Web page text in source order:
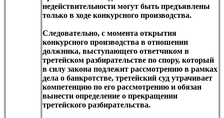
недействительности могут быть предъявлены
только в ходе конкурсного производства.
Следовательно, с момента открытия
конкурсного производства в отношении
должника, выступающего ответчиком в
третейском разбирательстве по спору, который
в силу закона подлежит рассмотрению в рамках
дела о банкротстве, третейский суд утрачивает
компетенцию по его рассмотрению и обязан
вынести определение о прекращении
третейского разбирательства.